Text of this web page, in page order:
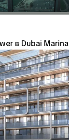
в Dubai Marina